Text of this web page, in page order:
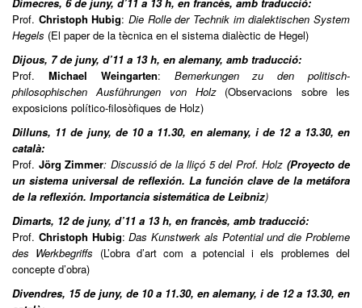
Prof. Christoph Hubig:Die Rolle der Technik im dialektischen System
Hegels (El paper de la tècnica en el sistema dialèctic de Hegel)
Dijous, 7 de juny, d’11 a 13 h, en alemany, amb traducció:
Prof. Michael Weingarten: Bemerkungen zu den politisch-
philosophischen Ausführungen von Holz(Observacions sobre les
exposicions político-filosòfiques de Holz)
Dilluns, 11 de juny, de 10 a 11.30, en alemany, i de 12 a 13.30, en
català:
Prof. Jörg Zimmer: Discussió de la lliçó 5 del Prof. Holz (Proyecto de
un sistema universal de reflexión. La función clave de la metáfora
de la reflexión. Importancia sistemática de Leibniz)
Dimarts, 12 de juny, d’11 a 13 h, en francès, amb traducció:
Prof. Christoph Hubig:Das Kunstwerk als Potential und die Probleme
des Werkbegriffs (L’obra d’art com a potencial i els problemes del
concepte d’obra)
Divendres, 15 de juny, de 10 a 11.30, en alemany, i de 12 a 13.30, en